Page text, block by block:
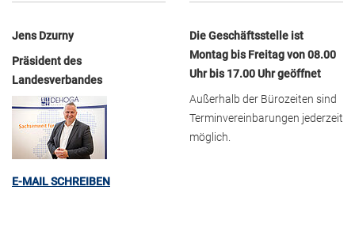
Jens Dzurny
Präsident des
Landesverbandes
E-MAIL SCHREIBEN
Die Geschäftsstelle ist
Montag bis Freitag von 08.00
Uhr bis 17.00 Uhr geöffnet
Außerhalb der Bürozeiten sind
Terminvereinbarungen jederzeit
möglich.